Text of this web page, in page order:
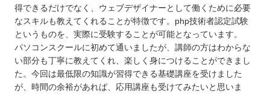
得できるだけでなく、ウェブデザイナーとして働くために必要
なスキルも教えてくれることが特徴です。php技術者認定試験
というものを、実際に受験することが可能となっています。
パソコンスクールに初めて通いましたが、講師の方はわからな
い部分も丁寧に教えてくれ、楽しく身につけることができまし
た。今回は最低限の知識が習得できる基礎講座を受けました
が、時間の余裕があれば、応用講座も受けてみたいと思いま